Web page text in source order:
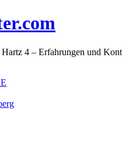
4 – Erfahrungen und